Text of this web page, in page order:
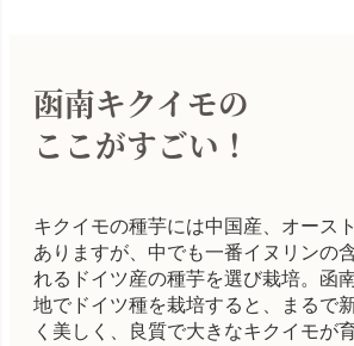
函南キクイモの
ここがすごい！
キクイモの種芋には中国産、オース
ありますが、中でも一番イヌリンの
れるドイツ産の種芋を選び栽培。函
地でドイツ種を栽培すると、まるで
く美しく、良質で大きなキクイモが